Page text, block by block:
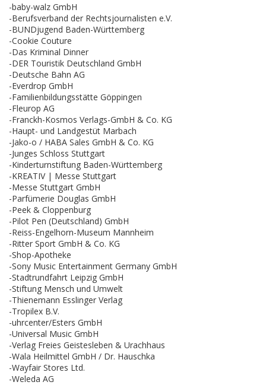
-baby-walz GmbH
-Berufsverband der Rechtsjournalisten e.V.
-BUNDjugend Baden-Württemberg
-Cookie Couture
-Das Kriminal Dinner
-DER Touristik Deutschland GmbH
-Deutsche Bahn AG
-Everdrop GmbH
-Familienbildungsstätte Göppingen
-Fleurop AG
-Franckh-Kosmos Verlags-GmbH & Co. KG
-Haupt- und Landgestüt Marbach
-Jako-o / HABA Sales GmbH & Co. KG
-Junges Schloss Stuttgart
-Kinderturnstiftung Baden-Württemberg
-KREATIV | Messe Stuttgart
-Messe Stuttgart GmbH
-Parfümerie Douglas GmbH
-Peek & Cloppenburg
-Pilot Pen (Deutschland) GmbH
-Reiss-Engelhorn-Museum Mannheim
-Ritter Sport GmbH & Co. KG
-Shop-Apotheke
-Sony Music Entertainment Germany GmbH
-Stadtrundfahrt Leipzig GmbH
-Stiftung Mensch und Umwelt
-Thienemann Esslinger Verlag
-Tropilex B.V.
-uhrcenter/Esters GmbH
-Universal Music GmbH
-Verlag Freies Geistesleben & Urachhaus
-Wala Heilmittel GmbH / Dr. Hauschka
-Wayfair Stores Ltd.
-Weleda AG